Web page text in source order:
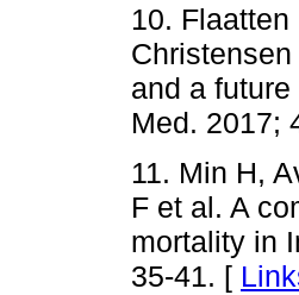
10.
and a
Med. 2017;
11. Min H,
F et al. A
mortality in
35-41. [